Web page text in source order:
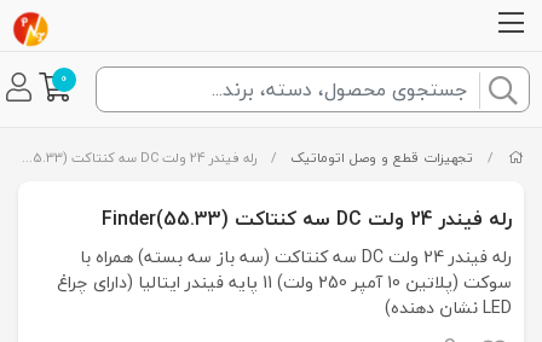
0
/ تجهیزات قطع و وصل اتوماتیک / رله فیندر 24 ولت DC سه کنتاکت (Finder(55.33
رله فیندر 24 ولت DC سه کنتاکت (Finder(55.33
رله فیندر 24 ولت DC سه کنتاکت (سه باز سه بسته) همراه با
سوکت (پلاتین 10 آمپر 250 ولت) 11 پایه فیندر ایتالیا (دارای چراغ
LED نشان دهنده)